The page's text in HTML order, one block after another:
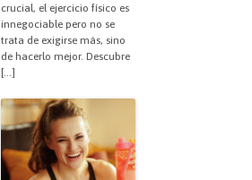
crucial, el ejercicio físico es
innegociable pero no se
trata de exigirse más, sino
de hacerlo mejor. Descubre
[…]